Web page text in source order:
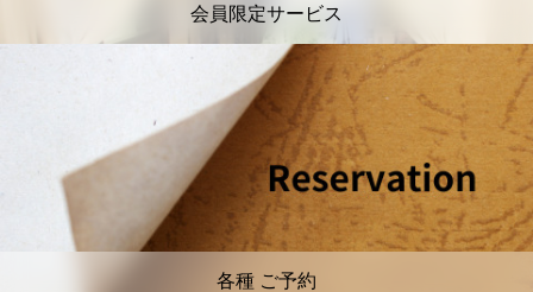
会員限定サービス
各種 ご予約